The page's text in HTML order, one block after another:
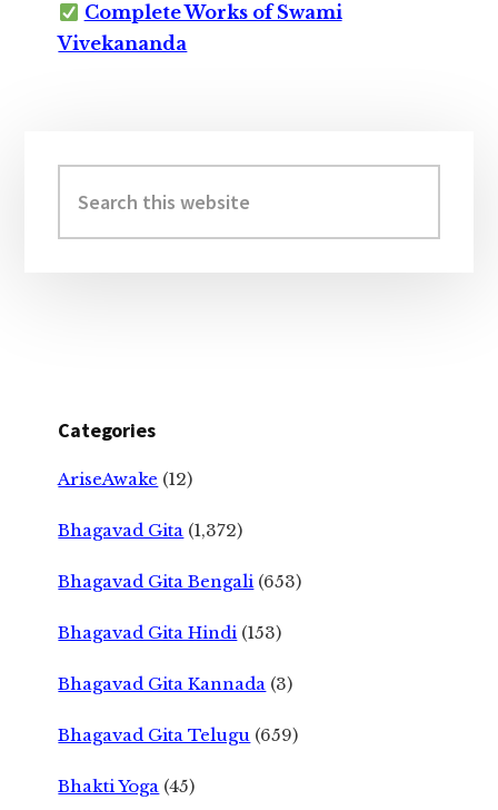
Complete Works of Swami
Vivekananda
Sidebar
this
website
Categories
AriseAwake (12)
Bhagavad Gita (1,372)
Bhagavad Gita Bengali (653)
Bhagavad Gita Hindi (153)
Bhagavad Gita Kannada (3)
Bhagavad Gita Telugu (659)
Bhakti Yoga (45)